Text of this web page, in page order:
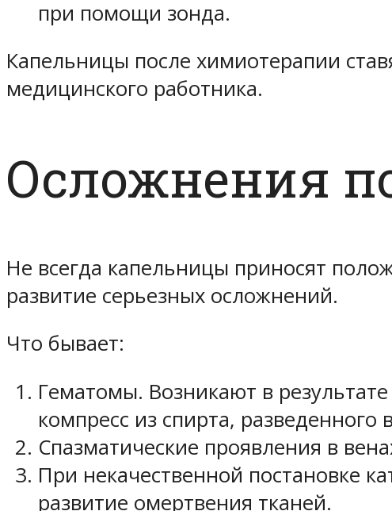
при помощи зонда.
Капельницы после химиотерапии
медицинского работника.
Осложнения
Не всегда капельницы приносят
развитие серьезных осложнений.
Что бывает:
Гематомы. Возникают в
компресс из спирта, разведенного
Спазматические проявления в
При некачественной постановке
развитие омертвения тканей.